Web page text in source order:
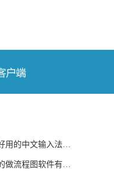
中文输入法是哪种
程图软件有哪些？